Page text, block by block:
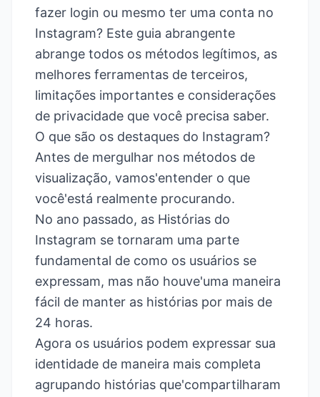
fazer login ou mesmo ter uma conta no
Instagram? Este guia abrangente
abrange todos os métodos legítimos, as
melhores ferramentas de terceiros,
limitações importantes e considerações
de privacidade que você precisa saber.
O que são os destaques do Instagram?
Antes de mergulhar nos métodos de
visualização, vamos'entender o que
você'está realmente procurando.
No ano passado, as Histórias do
Instagram se tornaram uma parte
fundamental de como os usuários se
expressam, mas não houve'uma maneira
fácil de manter as histórias por mais de
24 horas.
Agora os usuários podem expressar sua
identidade de maneira mais completa
agrupando histórias que'compartilharam